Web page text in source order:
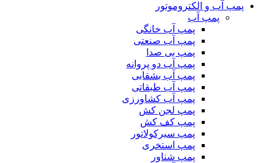
پمپ آب و الکتروموتور
پمپ آب
پمپ آب خانگی
پمپ آب صنعتی
پمپ بی صدا
پمپ آب دو پروانه
پمپ آب بشقابی
پمپ آب طبقاتی
پمپ آب کشاورزی
پمپ لجن کش
پمپ کف کش
پمپ سیرکولاتور
پمپ استخری
پمپ شناور